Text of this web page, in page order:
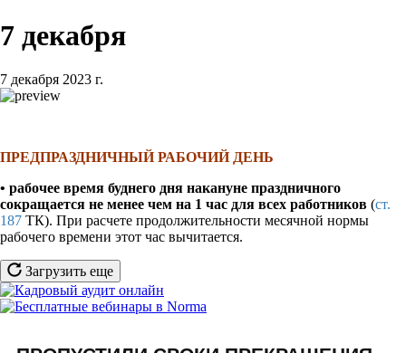
7 декабря
7 декабря 2023 г.
ПРЕДПРАЗДНИЧНЫЙ РАБОЧИЙ ДЕНЬ
• рабочее время буднего дня накануне праздничного
сокращается не менее чем на 1 час для всех работников (ст.
187 ТК). При расчете продолжительности месячной нормы
рабочего времени этот час вычитается.
Загрузить еще